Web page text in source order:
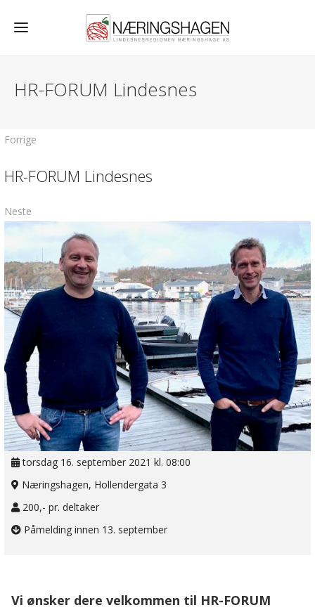
HR-FORUM Lindesnes
Forrige
HR-FORUM Lindesnes
Neste
torsdag 16. september 2021 kl. 08:00
Næringshagen, Hollendergata 3
200,- pr. deltaker
Påmelding innen 13. september
Vi ønsker dere velkommen til HR-FORUM